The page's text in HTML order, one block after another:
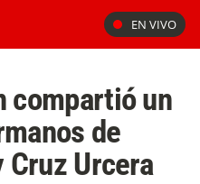
EN VIVO
compartió un
de
Cruz Urcera